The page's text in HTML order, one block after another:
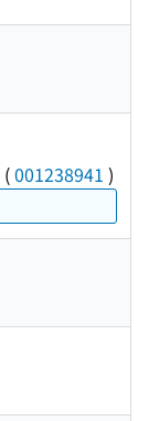
(001238941 )